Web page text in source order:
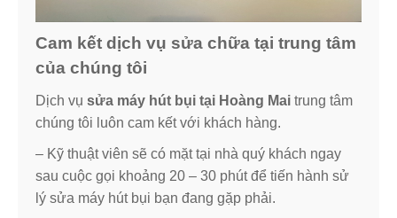
Cam kết dịch vụ sửa chữa tại trung tâm
của chúng tôi
Dịch vụ sửa máy hút bụi tại Hoàng Mai trung tâm
chúng tôi luôn cam kết với khách hàng.
– Kỹ thuật viên sẽ có mặt tại nhà quý khách ngay
sau cuộc gọi khoảng 20 – 30 phút để tiến hành sử
lý sửa máy hút bụi bạn đang gặp phải.